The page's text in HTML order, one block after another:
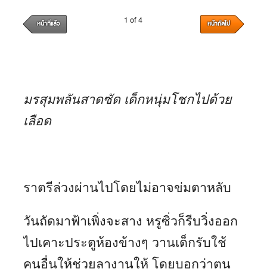
หน้าที่แล้ว 1 of 4 หน้าถัดไป
มรสุมพลันสาดซัด เด็กหนุ่มโชกไปด้วย
เลือด
ราตรีล่วงผ่านไปโดยไม่อาจข่มตาหลับ
วันถัดมาฟ้าเพิ่งจะสาง หรูซิ่วก็รีบวิ่งออก
ไปเคาะประตูห้องข้างๆ วานเด็กรับใช้
คนอื่นให้ช่วยลางานให้ โดยบอกว่าตน